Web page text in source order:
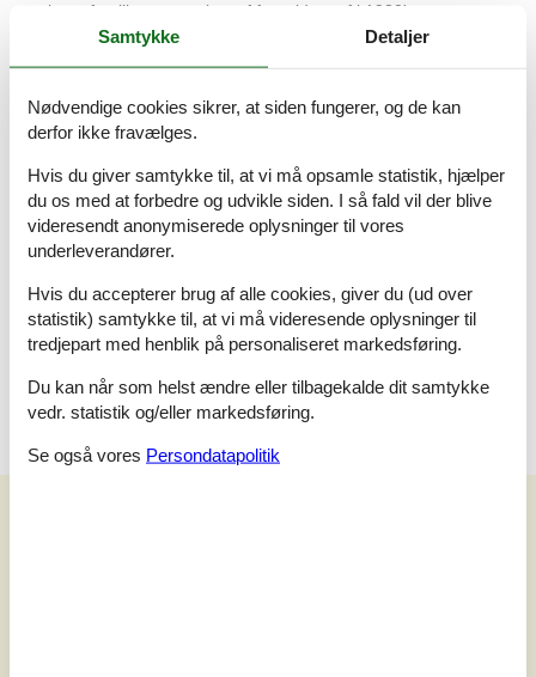
og hans familie var omgivet af fra midten af i 1930'erne.
Rumindretning
Soveværelse
Dobbeltseng - 170 X 200
Soveværelse
Enkelt seng - 90 X 200
Soveværelse
Samtykke Detaljer
Nødvendige cookies sikrer, at siden fungerer, og de kan
derfor ikke fravælges.
Hvis du giver samtykke til, at vi må opsamle statistik, hjælper
du os med at forbedre og udvikle siden. I så fald vil der blive
videresendt anonymiserede oplysninger til vores
underleverandører.
Hvis du accepterer brug af alle cookies, giver du (ud over
statistik) samtykke til, at vi må videresende oplysninger til
tredjepart med henblik på personaliseret markedsføring.
Du kan når som helst ændre eller tilbagekalde dit samtykke
vedr. statistik og/eller markedsføring.
Se også vores Persondatapolitik